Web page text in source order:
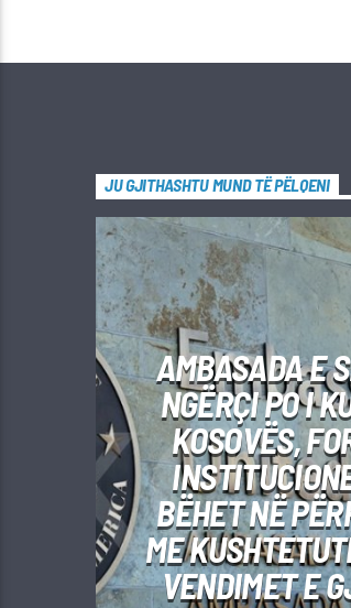
JU GJITHASHTU MUND TË PËLQENI
AMBASADA E
NGËRÇI PO I
KOSOVËS,
BËHET NË
ME
VENDIMET E